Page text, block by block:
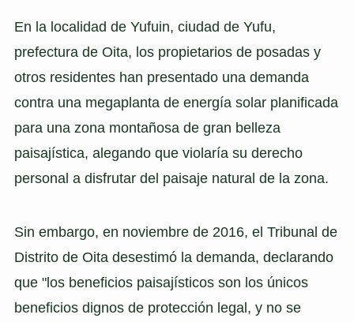
En la localidad de Yufuin, ciudad de Yufu,
prefectura de Oita, los propietarios de posadas y
otros residentes han presentado una demanda
contra una megaplanta de energía solar planificada
para una zona montañosa de gran belleza
paisajística, alegando que violaría su derecho
personal a disfrutar del paisaje natural de la zona.
Sin embargo, en noviembre de 2016, el Tribunal de
Distrito de Oita desestimó la demanda, declarando
que "los beneficios paisajísticos son los únicos
beneficios dignos de protección legal, y no se